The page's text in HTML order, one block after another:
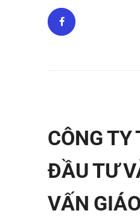
CÔNG TY
ĐẦU TƯ
VẤN